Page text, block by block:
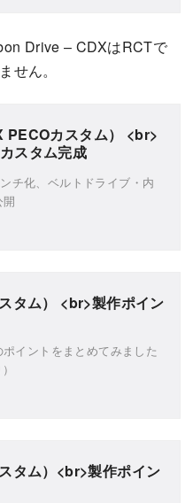
Drive – CDXはRCTで
せん。
カスタム） <br>
スタム完成
チ化、ベルトドライブ・内
タム） <br>製作ポイン
イントをまとめてみました
タム）<br>製作ポイン